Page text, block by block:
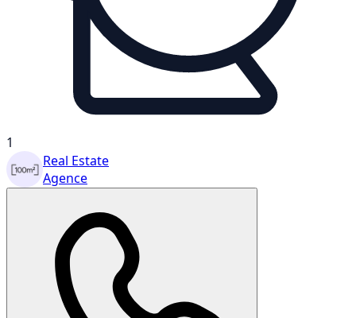
1
Real Estate
Agence